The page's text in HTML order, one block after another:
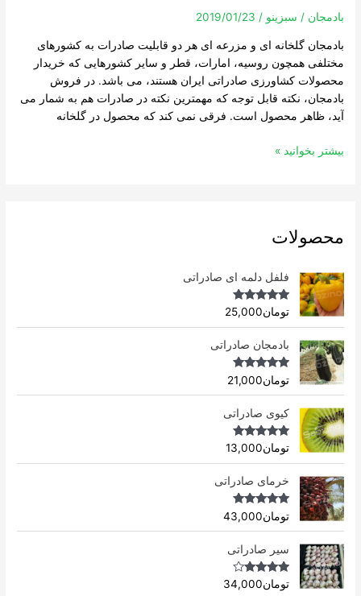
بادمجان / سبزینو/
2019/01/23
بادمجان گلخانه ای و مزرعه ای هر دو قابلیت صادرات به کشورهای
مختلفی همچون روسیه، امارات، قطر و سایر کشورهایی که خریدار
محصولات کشاورزی صادراتی ایران هستند، می باشد. در فروش
بادمجان، نکته قابل توجه که مهمترین نکته در صادرات هم به شمار می
آید، ظاهر محصول است. فرقی نمی کند که محصول در گلخانه
بیشتر بخوانید »
محصولات
فلفل دلمه ای صادراتی
Rated4.96
out of 5
تومان25,000
بادمجان صادراتی
Rated4.75
out of 5
تومان21,000
کیوی صادراتی
Rated4.75
out of 5
تومان13,000
خرمای صادراتی
Rated5.00
out of 5
تومان43,000
سیر صادراتی
Rated4.69
out of 5
تومان34,000